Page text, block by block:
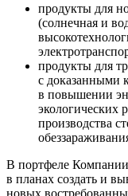
продукты для
(солнечная и
продукты для
с доказанными
в повышении
экологических
производства
В портфеле
в планах создать и
новых